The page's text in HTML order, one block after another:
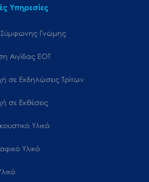
Υπηρεσίες
Γνώμης
Αιγίδας ΕΟΤ
σε Εκδηλώσεις Τρίτων
σε Εκθέσεις
Υλικό
Υλικό